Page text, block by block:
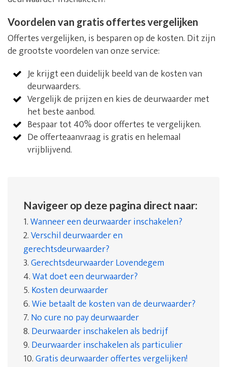
Voordelen van gratis offertes vergelijken
Offertes vergelijken, is besparen op de kosten. Dit zijn
de grootste voordelen van onze service:
Je krijgt een duidelijk beeld van de kosten van
deurwaarders.
Vergelijk de prijzen en kies de deurwaarder met
het beste aanbod.
Bespaar tot 40% door offertes te vergelijken.
De offerteaanvraag is gratis en helemaal
vrijblijvend.
Navigeer op deze pagina direct naar:
1.Wanneer een deurwaarder inschakelen?
2.Verschil deurwaarder en
gerechtsdeurwaarder?
3.Gerechtsdeurwaarder Lovendegem
4.Wat doet een deurwaarder?
5. Kosten deurwaarder
6.Wie betaalt de kosten van de deurwaarder?
7. No cure no pay deurwaarder
8. Deurwaarder inschakelen als bedrijf
9. Deurwaarder inschakelen als particulier
10.Gratis deurwaarder offertes vergelijken!